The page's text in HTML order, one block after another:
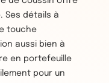
Ses détails à
touche
aussi bien à
en portefeuille
pour un